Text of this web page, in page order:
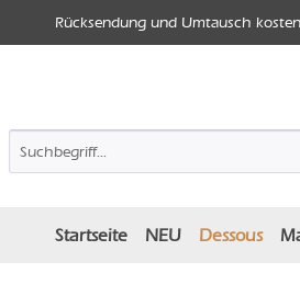
Rücksendung und Umtausch
Startseite NEU Dessous